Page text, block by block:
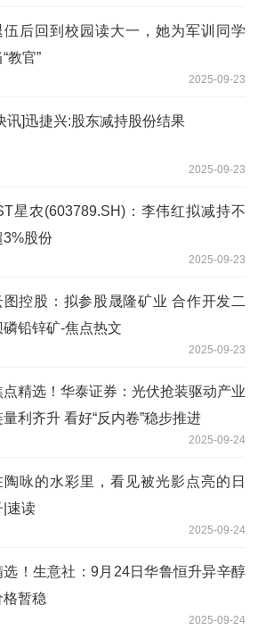
伍后回到校园读大一，她为军训同学
“教官”
2025-09-23
讯]迅捷兴:股东减持股份结果
2025-09-23
星农(603789.SH)：李伟红拟减持不
3%股份
2025-09-23
图控股：拟参股晟隆矿业 合作开发二
磷铅锌矿-焦点热文
2025-09-23
点精选！华泰证券：光伏抢装驱动产业
量利齐升 看好“反内卷”稳步推进
2025-09-24
陶咏的水彩里，看见被光影点亮的日
|速读
2025-09-24
选！生意社：9月24日华鲁恒升异辛醇
格暂稳
2025-09-24